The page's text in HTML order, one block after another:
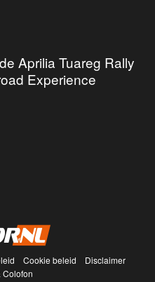
Aprilia Tuareg Rally
Experience
Cookie beleid
Disclaimer
Colofon